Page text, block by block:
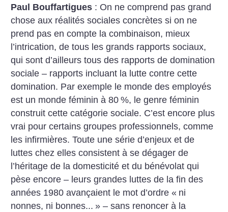
Paul Bouffartigues : On ne comprend pas grand
chose aux réalités sociales concrètes si on ne
prend pas en compte la combinaison, mieux
l’intrication, de tous les grands rapports sociaux,
qui sont d’ailleurs tous des rapports de domination
sociale – rapports incluant la lutte contre cette
domination. Par exemple le monde des employés
est un monde féminin à 80 %, le genre féminin
construit cette catégorie sociale. C’est encore plus
vrai pour certains groupes professionnels, comme
les infirmières. Toute une série d’enjeux et de
luttes chez elles consistent à se dégager de
l’héritage de la domesticité et du bénévolat qui
pèse encore – leurs grandes luttes de la fin des
années 1980 avançaient le mot d’ordre « ni
nonnes, ni bonnes... » – sans renoncer à la